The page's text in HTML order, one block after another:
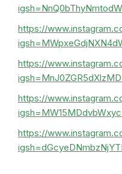
https://
https://
https://
https://